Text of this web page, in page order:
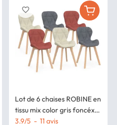
Lot de 6 chaises ROBINE en
tissu mix color gris foncéx2,
terracotta x2, beige x2
3.9/5 - 11 avis
favorite_border